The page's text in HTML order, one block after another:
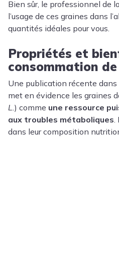
Bien sûr, le professionnel de
l’usage de ces graines dans
quantités idéales pour vous.
Propriétés et
consommation
Une publication récente dans
met en évidence les graines
L.) comme une ressource
aux troubles métaboliques.
dans leur composition